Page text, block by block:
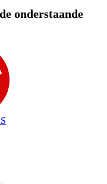
onderstaande